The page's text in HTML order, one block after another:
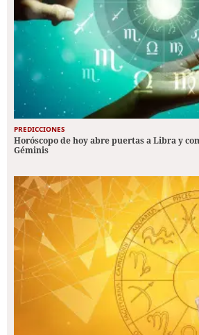
PREDICCIONES
Horóscopo de hoy abre puertas a Libra y
Géminis